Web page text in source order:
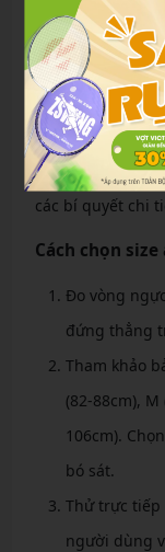
Bí quyết chọn
Chọn muaáo
còn cần chú ý
các bí quyết chi
Cách chọn
Đo vòng
đứng thẳng
Tham khảo
(82-88cm), M
106cm).
bó sát.
Thử trực tiếp
người dùng